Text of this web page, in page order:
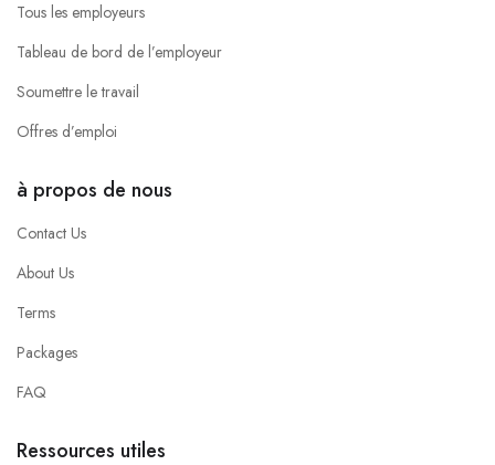
Tous les employeurs
Tableau de bord de l’employeur
Soumettre le travail
Offres d’emploi
à propos de nous
Contact Us
About Us
Terms
Packages
FAQ
Ressources utiles